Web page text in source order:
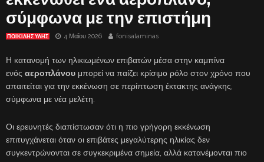
σύμφωνα με την επιστήμη
ΠΟΙΚΙΛΗΣ ΥΛΗΣ 4 Μαΐου 2026 fonisalaminas
Η κατανομή των ηλικιωμένων επιβατών μέσα στην καμπίνα
ενός αεροπλάνου μπορεί να παίζει κρίσιμο ρόλο στον χρόνο που
απαιτείται για την εκκένωση σε περίπτωση έκτακτης ανάγκης,
σύμφωνα με νέα μελέτη.
Οι ερευνητές διαπίστωσαν ότι η πιο γρήγορη εκκένωση
επιτυγχάνεται όταν οι επιβάτες μεγαλύτερης ηλικίας δεν
συγκεντρώνονται σε συγκεκριμένα σημεία, αλλά κατανέμονται πιο